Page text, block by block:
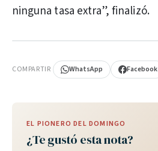
ninguna tasa extra”, finalizó.
COMPARTIR WhatsApp Facebook
EL PIONERO DEL DOMINGO
¿Te gustó esta nota?